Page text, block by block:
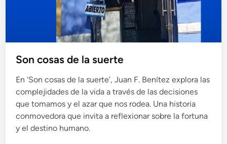
Son cosas de la suerte
En ‘Son cosas de la suerte’, Juan F. Benítez explora las
complejidades de la vida a través de las decisiones
que tomamos y el azar que nos rodea. Una historia
conmovedora que invita a reflexionar sobre la fortuna
y el destino humano.